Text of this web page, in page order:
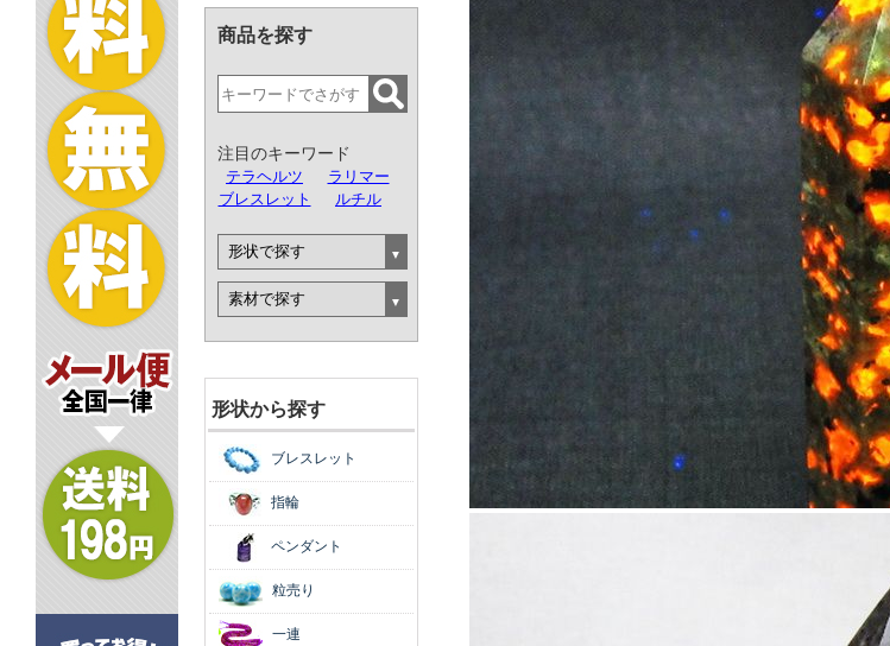
商品を探す
注目のキーワード
テラヘルツ
ラリマー
ブレスレット
ルチル
形状から探す
ブレスレット
指輪
ペンダント
粒売り
一連